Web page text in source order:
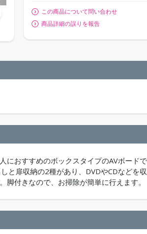
この商品について問い合わせ
商品詳細の誤りを報告
におすすめのボックスタイプのAVボード
と扉収納の2種があり、DVDやCDなどを
付きなので、お掃除が簡単に行えます。